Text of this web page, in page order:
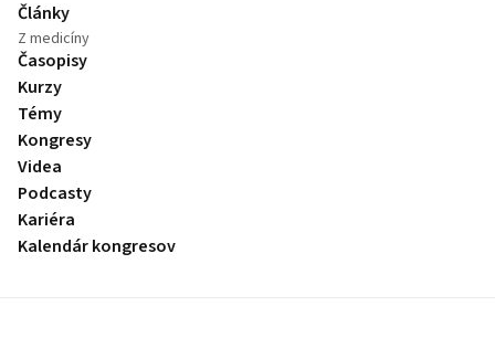
Články
Z medicíny
Časopisy
Kurzy
Témy
Kongresy
Videa
Podcasty
Kariéra
Kalendár kongresov